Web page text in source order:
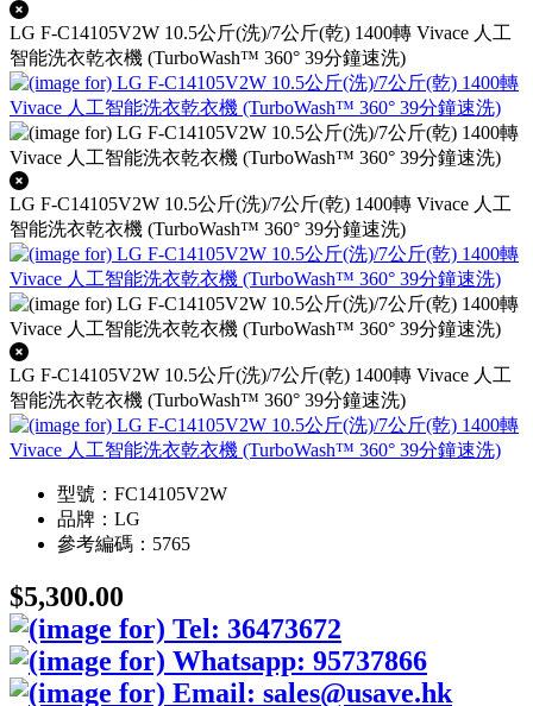
LG F-C14105V2W 10.5公斤(洗)/7公斤(乾) 1400轉 Vivace 人工
智能洗衣乾衣機 (TurboWash™ 360° 39分鐘速洗)
LG F-C14105V2W 10.5公斤(洗)/7公斤(乾) 1400轉 Vivace 人工
智能洗衣乾衣機 (TurboWash™ 360° 39分鐘速洗)
LG F-C14105V2W 10.5公斤(洗)/7公斤(乾) 1400轉 Vivace 人工
智能洗衣乾衣機 (TurboWash™ 360° 39分鐘速洗)
型號：FC14105V2W
品牌：LG
參考編碼：5765
$5,300.00